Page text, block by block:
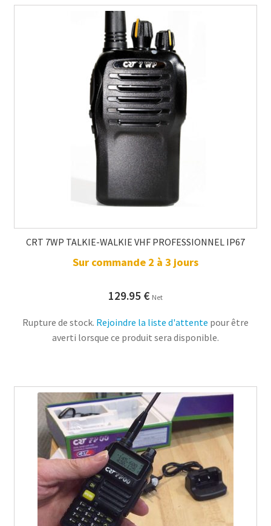
CRT 7WP TALKIE-WALKIE VHF PROFESSIONNEL IP67
Sur commande 2 à 3 jours
129.95 € Net
Rupture de stock. Rejoindre la liste d'attente pour être
averti lorsque ce produit sera disponible.